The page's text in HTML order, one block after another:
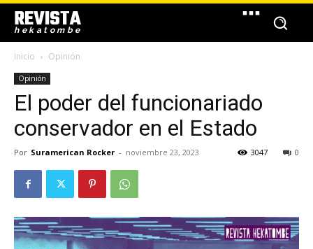
REVISTA
hekatombe
Inicio Opinión
Opinión
El poder del funcionariado
conservador en el Estado
Por Suramerican Rocker - noviembre 23, 2023 0
3047